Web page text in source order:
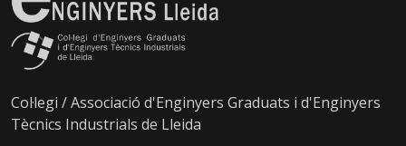
Col·legi / Associació d'Enginyers Graduats i d'Enginyers
Tècnics Industrials de Lleida